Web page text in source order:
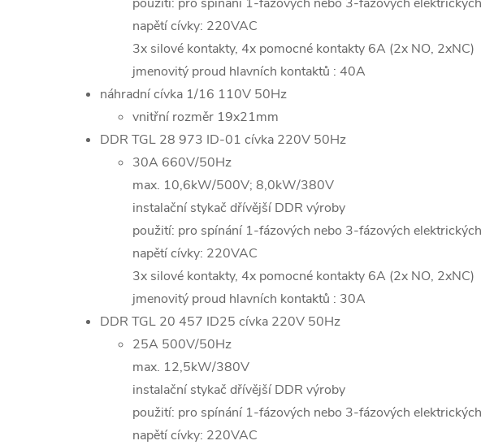
napětí cívky: 220VAC
3x silové kontakty, 4x pomocné kontakty 6A (2x NO, 2xNC)
jmenovitý proud hlavních kontaktů : 40A
náhradní cívka 1/16 110V 50Hz
vnitřní rozměr 19x21mm
DDR TGL 28 973 ID-01 cívka 220V 50Hz
30A 660V/50Hz
max. 10,6kW/500V; 8,0kW/380V
instalační stykač dřívější DDR výroby
použití: pro spínání 1-fázových nebo 3-fázových
napětí cívky: 220VAC
3x silové kontakty, 4x pomocné kontakty 6A (2x NO, 2xNC)
jmenovitý proud hlavních kontaktů : 30A
DDR TGL 20 457 ID25 cívka 220V 50Hz
25A 500V/50Hz
max. 12,5kW/380V
instalační stykač dřívější DDR výroby
použití: pro spínání 1-fázových nebo 3-fázových
napětí cívky: 220VAC